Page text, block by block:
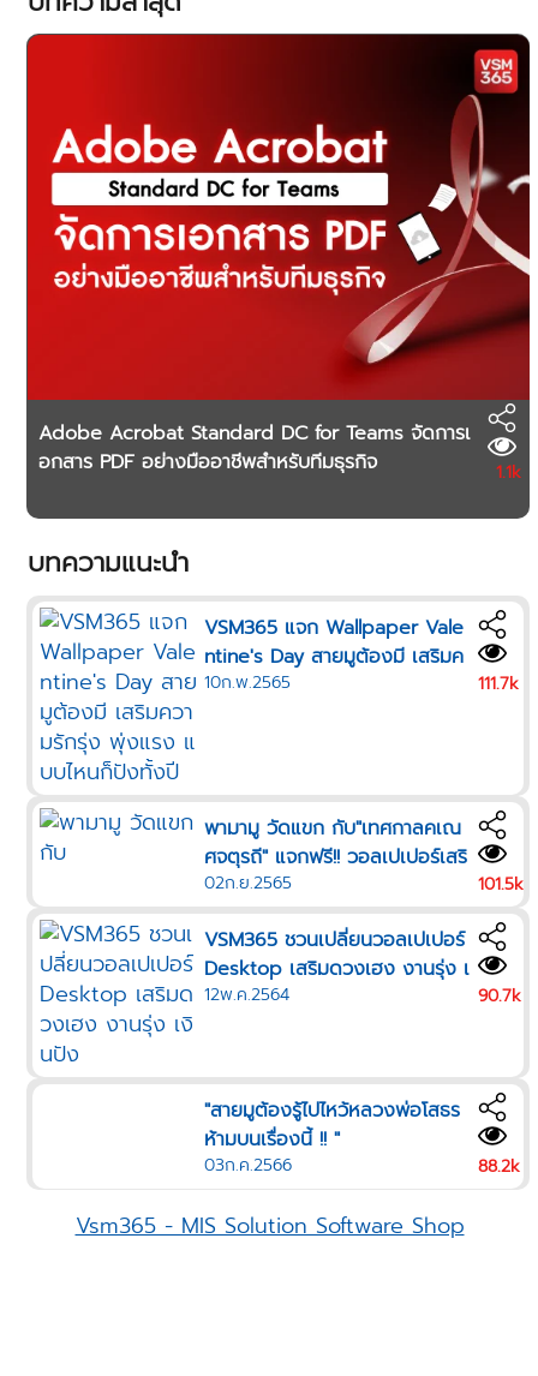
Adobe Acrobat Standard DC for Teams จัดการเ
อกสาร PDF อย่างมืออาชีพสำหรับทีมธุรกิจ
1.1k
บทความแนะนำ
VSM365 แจก Wallpaper Vale
ntine's Day สายมูต้องมี เสริมค
วามรักรุ่ง พุ่งแรง แบบไหนก็ปังทั้
10ก.พ.2565 111.7k
พามามู วัดแขก กับ"เทศกาลคเณ
ศจตุรถี" แจกฟรี!! วอลเปเปอร์เสริ
มดวง บูชาพระพิฆเนศตามวันเกิด
02ก.ย.2565 101.5k
VSM365 ชวนเปลี่ยนวอลเปเปอร์
Desktop เสริมดวงเฮง งานรุ่ง เ
งินปัง
12พ.ค.2564 90.7k
"สายมูต้องรู้ไปไหว้หลวงพ่อโสธร
ห้ามบนเรื่องนี้ !! "
03ก.ค.2566 88.2k
Vsm365 - MIS Solution Software Shop